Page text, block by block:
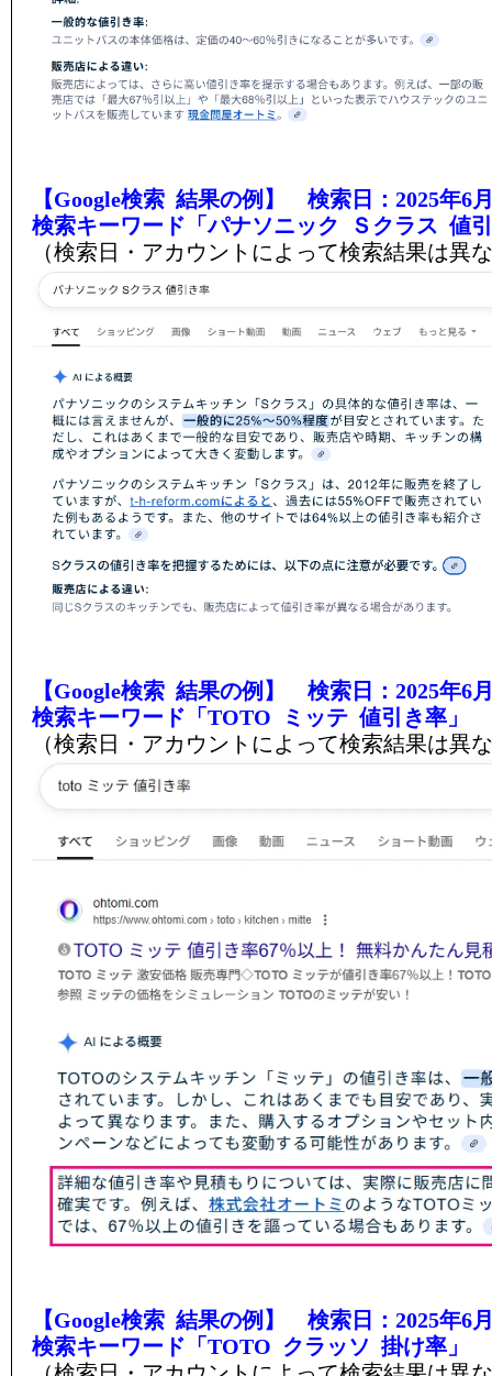
【Google検索 結果の例】 検索日：2025年6
検索キーワード「パナソニック Ｓクラス 値
（検索日・アカウントによって検索結果は異
【Google検索 結果の例】 検索日：2025年6
検索キーワード「TOTO ミッテ 値引き率」
（検索日・アカウントによって検索結果は異
【Google検索 結果の例】 検索日：2025年6
検索キーワード「TOTO クラッソ 掛け率」